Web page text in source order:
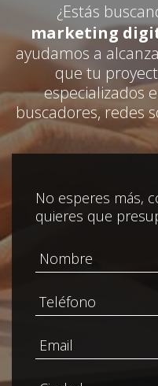
¿Estás
marketing
ayudamos a
que tu
especializados
buscadores, redes
No esperes más,
quieres que